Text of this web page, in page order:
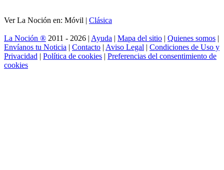
Ver La Noción en: Móvil | Clásica
La Noción ® 2011 - 2026 | Ayuda | Mapa del sitio | Quienes somos |
Envíanos tu Noticia | Contacto | Aviso Legal | Condiciones de Uso y
Privacidad | Política de cookies | Preferencias del consentimiento de
cookies